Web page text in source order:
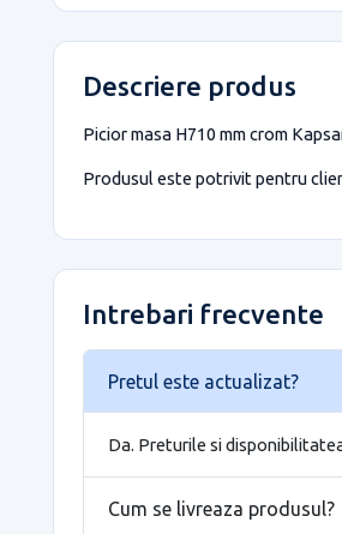
Descriere produs
Picior masa H710 mm crom
Produsul este potrivit pentru
Intrebari frecvente
Pretul este actualizat?
Da. Preturile si
Cum se livreaza produsul?